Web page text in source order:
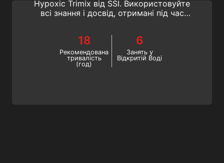
Hypoxic Trimix від SSI. Використовуйте
всі знання і досвід, отримані під час
декомпресійне занурення. Почніть
глибокі занурення з триміксом вже
сьогодні!
18
Рекомендована
тривалість
(год)
6
Занять у
Відкритій Воді